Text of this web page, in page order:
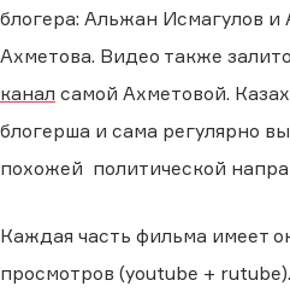
блогера: Альжан Исмагулов и
Ахметова. Видео также
канал самой Ахметовой.
блогерша и сама регулярно
похожей политической
Каждая часть фильма имеет
просмотров (youtube + rutube).